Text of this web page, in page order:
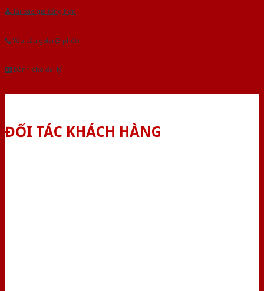
Tải báo giá tổng hợp
Yêu cầu gọi lại (3 phút)
Dành cho đại lý
ĐỐI TÁC KHÁCH HÀNG